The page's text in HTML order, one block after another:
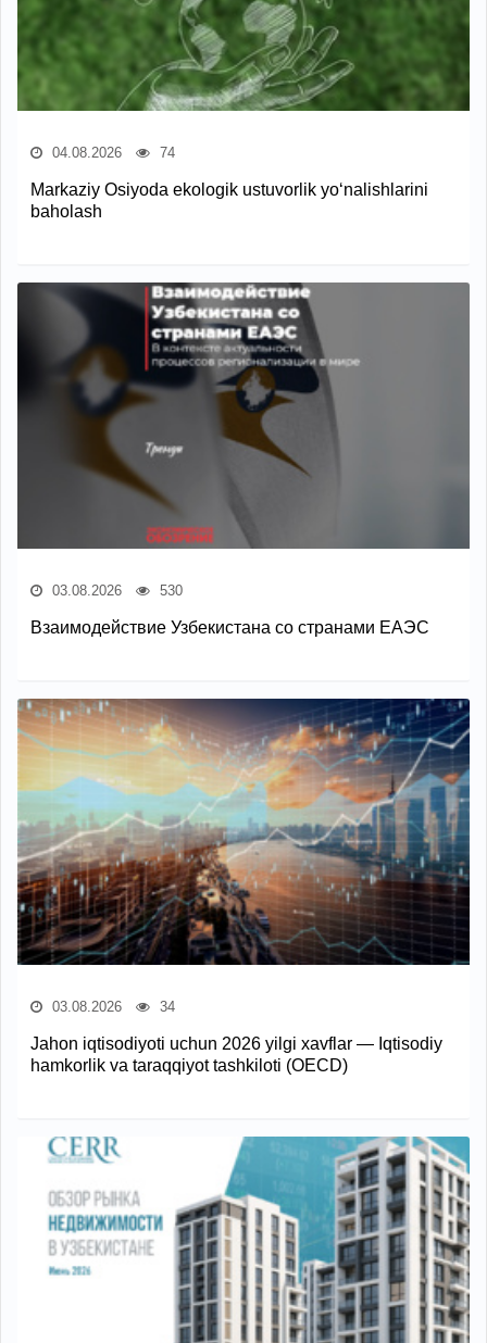
04.08.2026 74
Markaziy Osiyoda ekologik ustuvorlik yo‘nalishlarini
baholash
03.08.2026 530
Взаимодействие Узбекистана со странами ЕАЭС
03.08.2026 34
Jahon iqtisodiyoti uchun 2026 yilgi xavflar — Iqtisodiy
hamkorlik va taraqqiyot tashkiloti (OECD)